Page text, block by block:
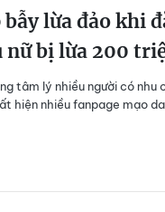
bẫy lừa đảo khi
nữ bị lừa 200
tâm lý nhiều người có
hiện nhiều fanpage mạo